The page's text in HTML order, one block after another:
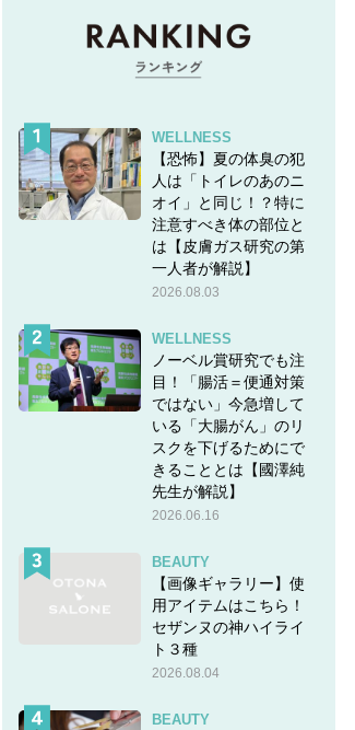
WELLNESS
【恐怖】夏の体臭の犯
人は「トイレのあのニ
オイ」と同じ！？特に
注意すべき体の部位と
は【皮膚ガス研究の第
一人者が解説】
2026.08.03
WELLNESS
ノーベル賞研究でも注
目！「腸活＝便通対策
ではない」今急増して
いる「大腸がん」のリ
スクを下げるためにで
きることとは【國澤純
先生が解説】
2026.06.16
BEAUTY
【画像ギャラリー】使
用アイテムはこちら！
セザンヌの神ハイライ
ト３種
2026.08.04
BEAUTY